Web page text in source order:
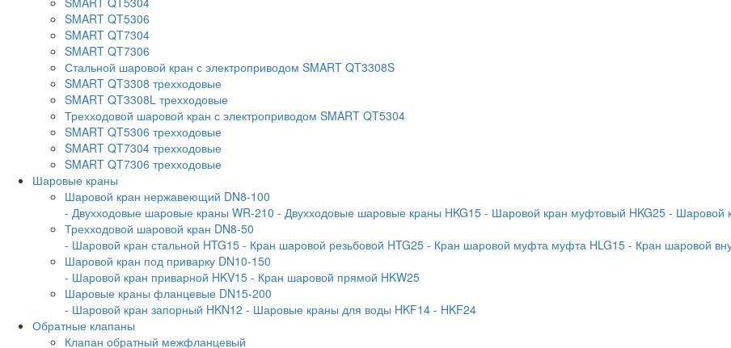
SMART QT5306
SMART QT7304
SMART QT7306
Стальной шаровой кран с электроприводом SMART QT3308S
SMART QT3308 трехходовые
SMART QT3308L трехходовые
Трехходовой шаровой кран с электроприводом SMART QT5304
SMART QT5306 трехходовые
SMART QT7304 трехходовые
SMART QT7306 трехходовые
Шаровые краны
Шаровой кран нержавеющий DN8-100
- Двухходовые шаровые краны WR-210 - Двухходовые шаровые краны HKG15 - Шаровой кран муфтовый HKG25 - Шаровой
Трехходовой шаровой кран DN8-50
- Шаровой кран стальной HTG15 - Кран шаровой резьбовой HTG25 - Кран шаровой муфта муфта HLG15 - Кран шаровой
Шаровой кран под приварку DN10-150
- Шаровой кран приварной HKV15 - Кран шаровой прямой HKW25
Шаровые краны фланцевые DN15-200
- Шаровой кран запорный HKN12 - Шаровые краны для воды HKF14 - HKF24
Обратные клапаны
Клапан обратный межфланцевый